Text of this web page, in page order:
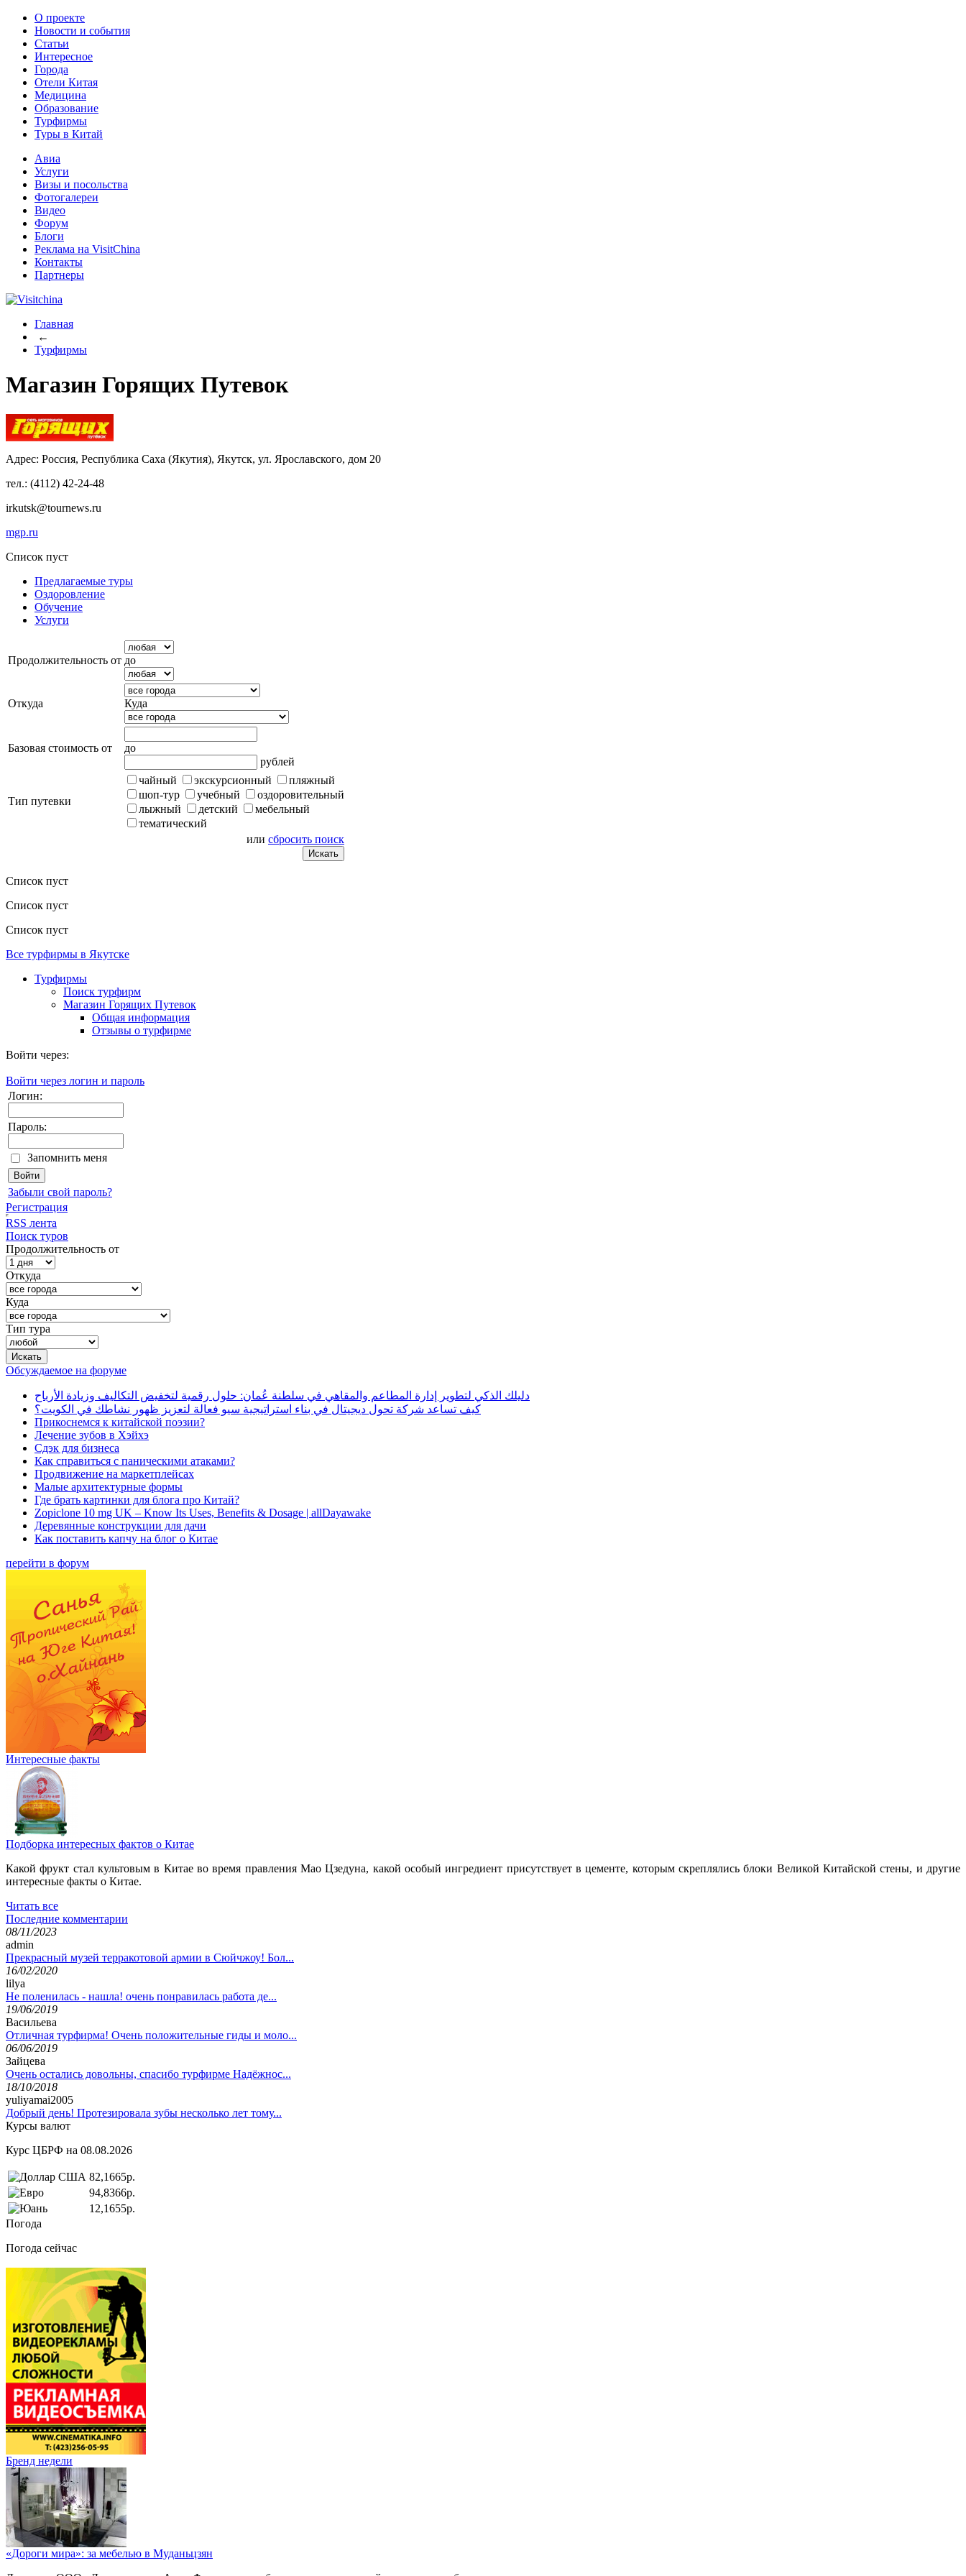
О проекте
Новости и события
Статьи
Интересное
Города
Отели Китая
Медицина
Образование
Турфирмы
Туры в Китай
Авиа
Услуги
Визы и посольства
Фотогалереи
Видео
Форум
Блоги
Реклама на VisitChina
Контакты
Партнеры
Главная
←
Турфирмы
Магазин Горящих Путевок
Адрес: Россия, Республика Саха (Якутия), Якутск, ул. Ярославского, дом 20
тел.: (4112) 42-24-48
irkutsk@tournews.ru
mgp.ru
Список пуст
Предлагаемые туры
Оздоровление
Обучение
Услуги
Продолжительность от до
Откуда Куда
Базовая стоимость от
до
рублей
Тип путевки
чайный экскурсионный
пляжный
шоп-тур
учебный
оздоровительный
лыжный
детский
мебельный
тематический
или сбросить поиск
Список пуст
Список пуст
Список пуст
Все турфирмы в Якутске
Турфирмы
Поиск турфирм
Магазин Горящих Путевок
Общая информация
Отзывы о турфирме
Войти через:
Войти через логин и пароль
Логин:
Пароль:
Запомнить меня
Забыли свой пароль?
Регистрация
RSS лента
Поиск туров
Продолжительность от
Откуда
Куда
Тип тура
Обсуждаемое на форуме
دليلك الذكي لتطوير إدارة المطاعم والمقاهي في سلطنة عُمان: حلول رقمية لتخفيض التكاليف وزيادة الأرباح
كيف تساعد شركة تحول ديجيتال في بناء استراتيجية سيو فعالة لتعزيز ظهور نشاطك في الكويت؟
Прикоснемся к китайской поэзии?
Лечение зубов в Хэйхэ
Сдэк для бизнеса
Как справиться с паническими атаками?
Продвижение на маркетплейсах
Малые архитектурные формы
Где брать картинки для блога про Китай?
Zopiclone 10 mg UK – Know Its Uses, Benefits & Dosage | allDayawake
Деревянные конструкции для дачи
Как поставить капчу на блог о Китае
перейти в форум
Интересные факты
Подборка интересных фактов о Китае
Какой фрукт стал культовым в Китае во время правления Мао Цзедуна, какой особый ингредиент присутствует в цементе, которым скреплялись блоки Великой Китайской стены, и другие
интересные факты о Китае.
Читать все
Последние комментарии
08/11/2023
admin
Прекрасный музей терракотовой армии в Сюйчжоу! Бол...
16/02/2020
lilya
Не поленилась - нашла! очень понравилась работа де...
19/06/2019
Васильева
Отличная турфирма! Очень положительные гиды и моло...
06/06/2019
Зайцева
Очень остались довольны, спасибо турфирме Надёжнос...
18/10/2018
yuliyamai2005
Добрый день! Протезировала зубы несколько лет тому...
Курсы валют
Курс ЦБРФ на 08.08.2026
82,1665р.
94,8366р.
12,1655р.
Погода
Погода сейчас
Бренд недели
«Дороги мира»: за мебелью в Муданьцзян